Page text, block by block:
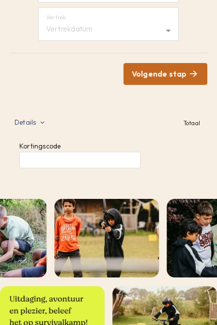
Vertrek
Vertrekdatum
Volgende stap
Details Totaal
Kortingscode